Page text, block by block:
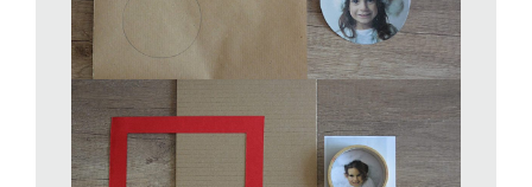
Potete utilizzare la stessa tecnica anche per creare i vostri
biglietti d’auguri.
www.lostiledigio.ch